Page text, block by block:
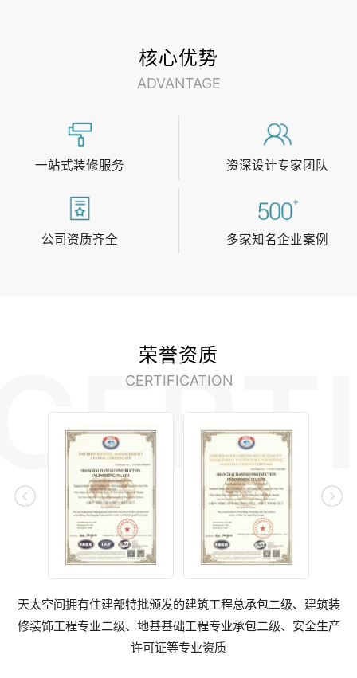
立即与天太客服通话
核心优势
ADVANTAGE
一站式装修服务 资深设计专家团队
公司资质齐全 多家知名企业案例
荣誉资质
CERTIFICATION
天太空间拥有住建部特批颁发的建筑工程总承包二级、建筑装
修装饰工程专业二级、地基基础工程专业承包二级、安全生产
许可证等专业资质